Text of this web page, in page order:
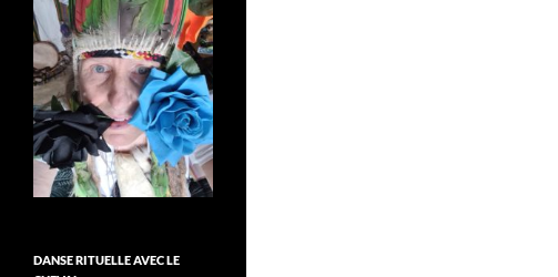
DANSE RITUELLE AVEC LE